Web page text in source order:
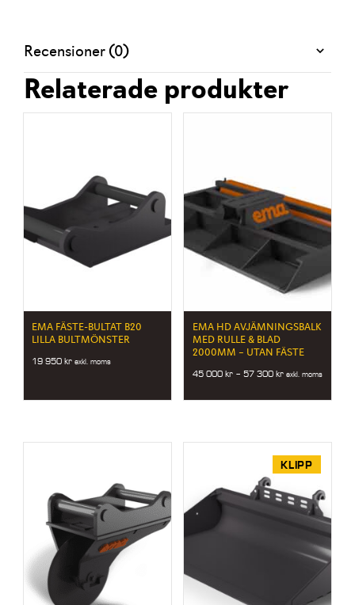
Recensioner (0)
Relaterade produkter
EMA FÄSTE-BULTAT B20
LILLA BULTMÖNSTER
19 950kr exkl. moms
EMA HD AVJÄMNINGSBALK
MED RULLE & BLAD
2000MM – UTAN FÄSTE
45 000 kr – 57 300 krPrice
45
57
300 kr
exkl. moms
KLIPP